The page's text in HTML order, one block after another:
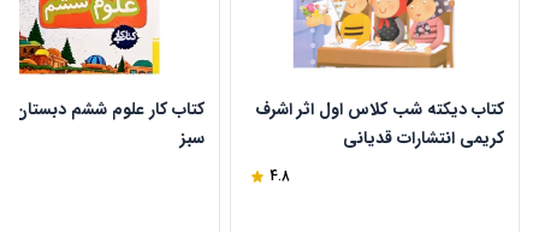
کتاب دیکته شب کلاس اول اثر اشرف
کریمی انتشارات قدیانی
4.8
کتاب کار علوم ششم دبستان
سبز